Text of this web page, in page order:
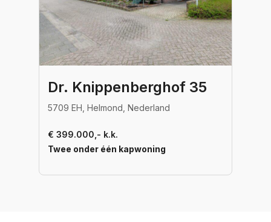
Dr. Knippenberghof 35
5709 EH, Helmond, Nederland
€ 399.000,- k.k.
Twee onder één kapwoning